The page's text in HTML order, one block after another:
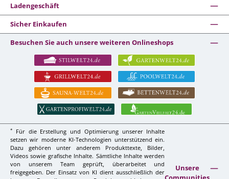
Ladengeschäft
Sicher Einkaufen
Besuchen Sie auch unsere weiteren Onlineshops
*
Für die Erstellung und Optimierung unserer Inhalte
setzen wir moderne KI-Technologien unterstützend ein.
Dazu gehören unter anderem Produkttexte, Bilder,
Videos sowie grafische Inhalte. Sämtliche Inhalte werden
von unserem Team geprüft, überarbeitet und
freigegeben. Der Einsatz von KI dient ausschließlich der
Unsere